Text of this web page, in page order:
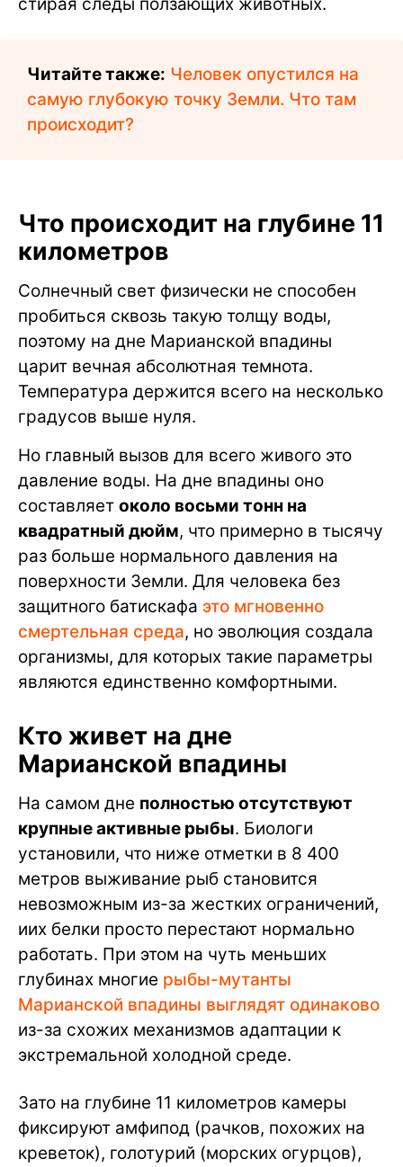
стирая следы ползающих животных.
Читайте также: Человек опустился на
самую глубокую точку Земли. Что там
происходит?
Что происходит на глубине 11
километров
Солнечный свет физически не способен
пробиться сквозь такую толщу воды,
поэтому на дне Марианской впадины
царит вечная абсолютная темнота.
Температура держится всего на несколько
градусов выше нуля.
Но главный вызов для всего живого это
давление воды. На дне впадины оно
составляет около восьми тонн на
квадратный дюйм, что примерно в тысячу
раз больше нормального давления на
поверхности Земли. Для человека без
защитного батискафа это мгновенно
смертельная среда, но эволюция создала
организмы, для которых такие параметры
являются единственно комфортными.
Кто живет на дне
Марианской впадины
На самом дне полностью отсутствуют
крупные активные рыбы. Биологи
установили, что ниже отметки в 8 400
метров выживание рыб становится
невозможным из-за жестких ограничений,
иих белки просто перестают нормально
работать. При этом на чуть меньших
глубинах многие рыбы-мутанты
Марианской впадины выглядят одинаково
из-за схожих механизмов адаптации к
экстремальной холодной среде.
Зато на глубине 11 километров камеры
фиксируют амфипод (рачков, похожих на
креветок), голотурий (морских огурцов),